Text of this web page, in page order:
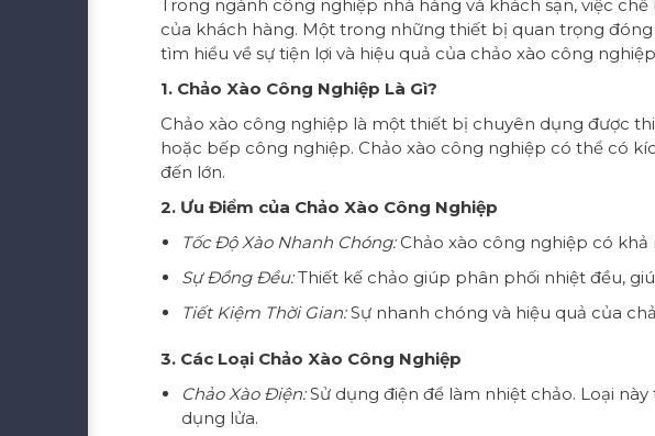
Trong ngành công nghiệp nhà hàng và khách sạn, việc
của khách hàng. Một trong những thiết bị quan trọng
tìm hiểu về sự tiện lợi và hiệu quả của chảo xào công
1. Chảo Xào Công Nghiệp Là Gì?
Chảo xào công nghiệp là một thiết bị chuyên dụng được
hoặc bếp công nghiệp. Chảo xào công nghiệp có thể có
đến lớn.
2. Ưu Điểm của Chảo Xào Công Nghiệp
Tốc Độ Xào Nhanh Chóng:Chảo xào công nghiệp có
Sự Đồng Đều:Thiết kế chảo giúp phân phối nhiệt đều,
Tiết Kiệm Thời Gian:Sự nhanh chóng và hiệu quả của
3. Các Loại Chảo Xào Công Nghiệp
Chảo Xào Điện:Sử dụng điện để làm nhiệt chảo. Loại
dụng lửa.